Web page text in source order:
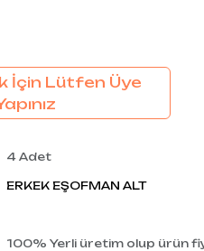
İçin Lütfen Üye
4 Adet
ERKEK EŞOFMAN ALT
100% Yerli üretim olup ürün